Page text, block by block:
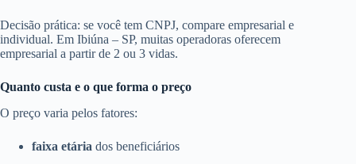
Decisão prática: se você tem CNPJ, compare empresarial e
individual. Em Ibiúna – SP, muitas operadoras oferecem
empresarial a partir de 2 ou 3 vidas.
Quanto custa e o que forma o preço
O preço varia pelos fatores:
faixa etária dos beneficiários